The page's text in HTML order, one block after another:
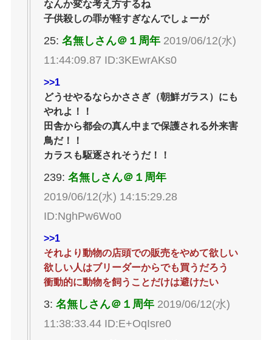
なんか変な考え方するね
子供殺しの罪が軽すぎなんでしょーが
25: 名無しさん＠１周年 2019/06/12(水)
11:44:09.87 ID:3KEwrAKs0
>>1
どうせやるならかささぎ（朝鮮ガラス）にも
やれよ！！
田舎から都会の真ん中まで保護される外来害
鳥だ！！
カラスも駆逐されそうだ！！
239: 名無しさん＠１周年
2019/06/12(水) 14:15:29.28
ID:NghPw6Wo0
>>1
それより動物の店頭での販売をやめて欲しい
欲しい人はブリーダーからでも買うだろう
衝動的に動物を飼うことだけは避けたい
3: 名無しさん＠１周年 2019/06/12(水)
11:38:33.44 ID:E+OqIsre0